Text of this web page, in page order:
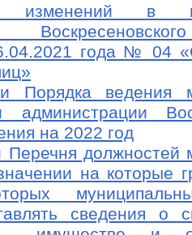
в
года № 04
Порядка ведения
администрации
на 2022 год
должностей
на которые
сведения о